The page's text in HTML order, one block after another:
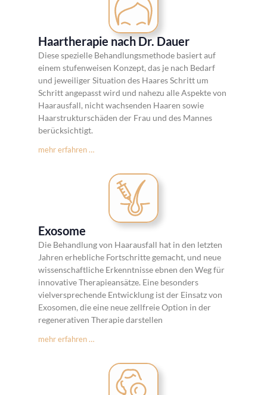
Haartherapie nach Dr. Dauer
Diese spezielle Behandlungsmethode basiert auf
einem stufenweisen Konzept, das je nach Bedarf
und jeweiliger Situation des Haares Schritt um
Schritt angepasst wird und nahezu alle Aspekte von
Haarausfall, nicht wachsenden Haaren sowie
Haarstrukturschäden der Frau und des Mannes
berücksichtigt.
mehr erfahren …
Exosome
Die Behandlung von Haarausfall hat in den letzten
Jahren erhebliche Fortschritte gemacht, und neue
wissenschaftliche Erkenntnisse ebnen den Weg für
innovative Therapieansätze. Eine besonders
vielversprechende Entwicklung ist der Einsatz von
Exosomen, die eine neue zellfreie Option in der
regenerativen Therapie darstellen
mehr erfahren …